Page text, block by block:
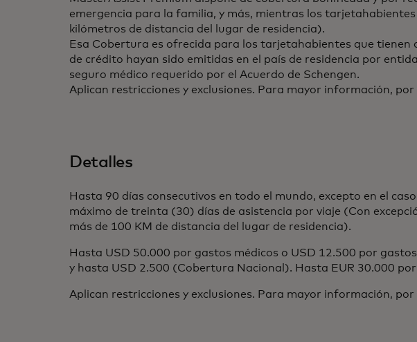
emergencia para la familia, y más, mientras los
kilómetros de distancia del lugar de residencia).
Esa Cobertura es ofrecida para los tarjetahabientes que
de crédito hayan sido emitidas en el país de residencia por
seguro médico requerido por el Acuerdo de Schengen.
Aplican restricciones y exclusiones. Para mayor información,
Detalles
Hasta 90 días consecutivos en todo el mundo, excepto en el
máximo de treinta (30) días de asistencia por viaje (Con
más de 100 KM de distancia del lugar de residencia).
Hasta USD 50.000 por gastos médicos o USD 12.500 por
y hasta USD 2.500 (Cobertura Nacional). Hasta EUR 30.000
Aplican restricciones y exclusiones. Para mayor información,